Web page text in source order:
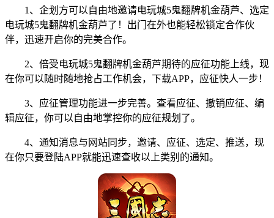
1、企划方可以自由地邀请电玩城5鬼翻牌机金葫芦、选定
电玩城5鬼翻牌机金葫芦了！出门在外也能轻松锁定合作伙
伴，迅速开启你的完美合作。
2、倍受电玩城5鬼翻牌机金葫芦期待的应征功能上线，现
在你可以随时随地抢占工作机会，下载APP，应征快人一步！
3、应征管理功能进一步完善。查看应征、撤销应征、编
辑应征，你可以自由地掌控你的应征规划了。
4、通知消息与网站同步，邀请、应征、选定、推送，现
在你只要登陆APP就能迅速查收以上类别的通知。